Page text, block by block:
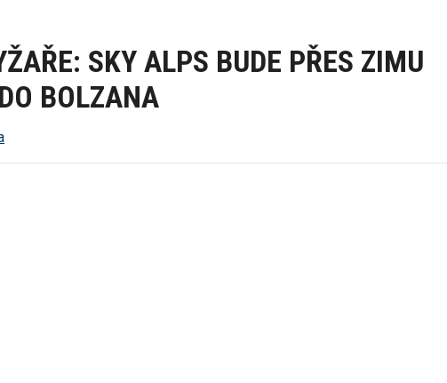
SKY ALPS BUDE PŘES ZIMU
BOLZANA